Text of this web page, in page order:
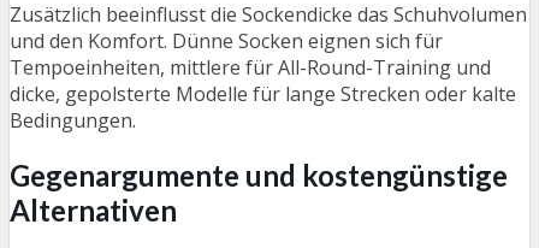
Zusätzlich beeinflusst die Sockendicke das Schuhvolumen
und den Komfort. Dünne Socken eignen sich für
Tempoeinheiten, mittlere für All-Round-Training und
dicke, gepolsterte Modelle für lange Strecken oder kalte
Bedingungen.
Gegenargumente und kostengünstige
Alternativen